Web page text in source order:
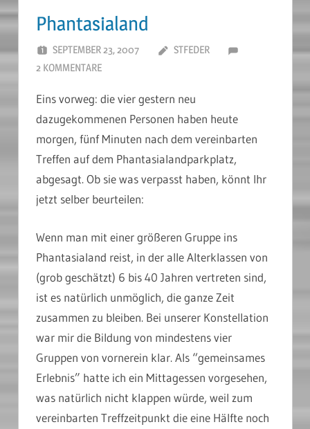
Phantasialand
SEPTEMBER 23, 2007
STFEDER
2 KOMMENTARE
Eins vorweg: die vier gestern neu
dazugekommenen Personen haben heute
morgen, fünf Minuten nach dem vereinbarten
Treffen auf dem Phantasialandparkplatz,
abgesagt. Ob sie was verpasst haben, könnt Ihr
jetzt selber beurteilen:
Wenn man mit einer größeren Gruppe ins
Phantasialand reist, in der alle Alterklassen von
(grob geschätzt) 6 bis 40 Jahren vertreten sind,
ist es natürlich unmöglich, die ganze Zeit
zusammen zu bleiben. Bei unserer Konstellation
war mir die Bildung von mindestens vier
Gruppen von vornerein klar. Als “gemeinsames
Erlebnis” hatte ich ein Mittagessen vorgesehen,
was natürlich nicht klappen würde, weil zum
vereinbarten Treffzeitpunkt die eine Hälfte noch